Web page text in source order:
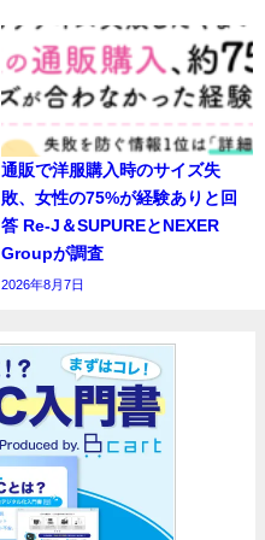
通販で洋服購入時のサイズ失
敗、女性の75%が経験ありと回
答 Re-J＆SUPUREとNEXER
Groupが調査
2026年8月7日